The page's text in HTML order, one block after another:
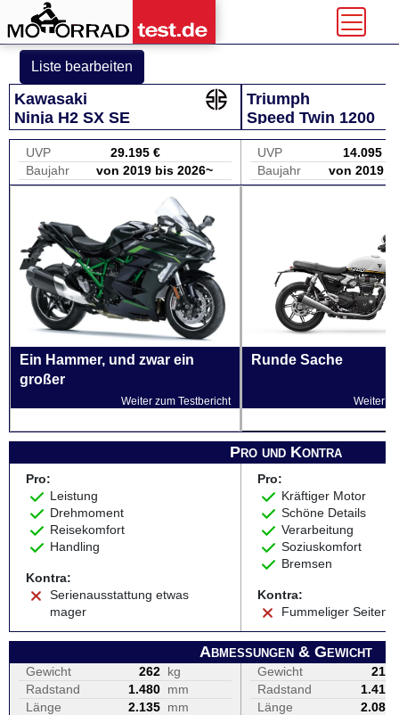
Liste bearbeiten
Kawasaki
Ninja H2 SX SE
Triumph
Speed Twin 1200
UVP
29.195 €
Baujahr
von 2019 bis 2026~
UVP
14.095 €
Baujahr
von 2019
Ein Hammer, und zwar ein
großer
Weiter zum Testbericht
Runde Sache
Weiter
Pro und Kontra
Pro:
Leistung
Drehmoment
Reisekomfort
Handling
Kontra:
Serienausstattung etwas
mager
Pro:
Kräftiger Motor
Schöne Details
Verarbeitung
Soziuskomfort
Bremsen
Kontra:
Fummeliger
Abmessungen & Gewicht
Gewicht 262 kg
Radstand
1.480 mm
Länge
2.135 mm
Gewicht
216
Radstand
1.414
Länge
2.080